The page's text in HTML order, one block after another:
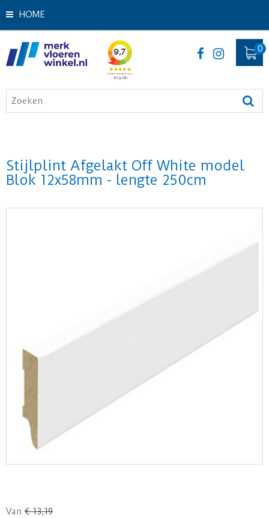
HOME
Stijlplint Afgelakt Off White model
Blok 12x58mm - lengte 250cm
Van € 13,19